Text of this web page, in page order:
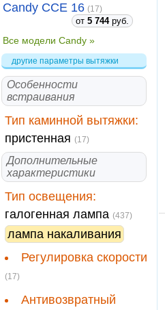
Candy CCE 16 (17)
от 5 744руб.
Все модели Candy »
другие параметры вытяжки
Особенности
встраивания
Тип каминной вытяжки:
пристенная (17)
Дополнительные
характеристики
Тип освещения:
галогенная лампа (437)
лампа накаливания
Регулировка скорости
(17)
Антивозвратный